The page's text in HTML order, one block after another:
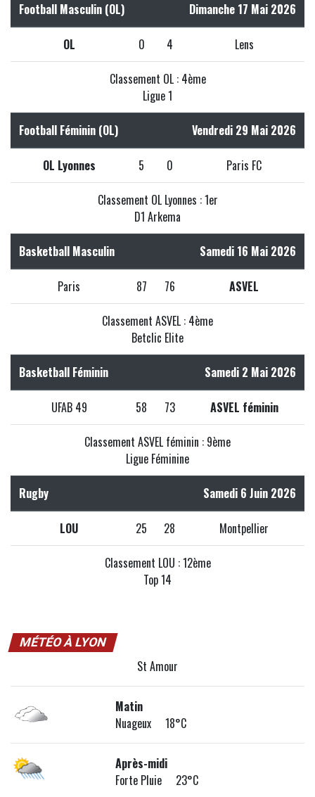
Football Masculin (OL) Dimanche 17 Mai 2026
OL 0 4 Lens
Classement OL : 4ème
Ligue 1
Football Féminin (OL) Vendredi 29 Mai 2026
OL Lyonnes 5 0 Paris FC
Classement OL Lyonnes : 1er
D1 Arkema
Basketball Masculin Samedi 16 Mai 2026
Paris 87 76 ASVEL
Classement ASVEL : 4ème
Betclic Elite
Basketball Féminin Samedi 2 Mai 2026
UFAB 49 58 73 ASVEL féminin
Classement ASVEL féminin : 9ème
Ligue Féminine
Rugby Samedi 6 Juin 2026
LOU 25 28 Montpellier
Classement LOU : 12ème
Top 14
MÉTÉO À LYON
St Amour
Matin
Nuageux 18°C
Après-midi
Forte Pluie 23°C